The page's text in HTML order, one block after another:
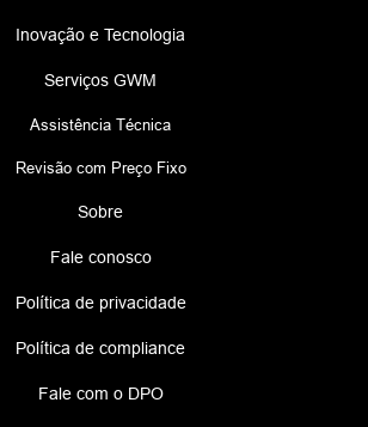
Inovação e Tecnologia
Serviços GWM
Assistência Técnica
Revisão com Preço Fixo
Sobre
Fale conosco
Política de privacidade
Política de compliance
Fale com o DPO